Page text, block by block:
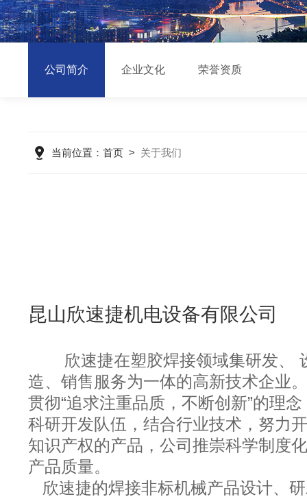
公司简介 企业文化 荣誉资质
当前位置： 首页> 关于我们
昆山欣速捷机电设备有限公司
欣速捷在塑胶焊接领域集研发、
造、销售服务为一体的高新技术企业
贯彻“追求注重品质，不断创新”的理
科研开发队伍，结合行业技术，努力
知识产权的产品，公司推崇科学制度
产品质量。
欣速捷的焊接非标机械产品设计、